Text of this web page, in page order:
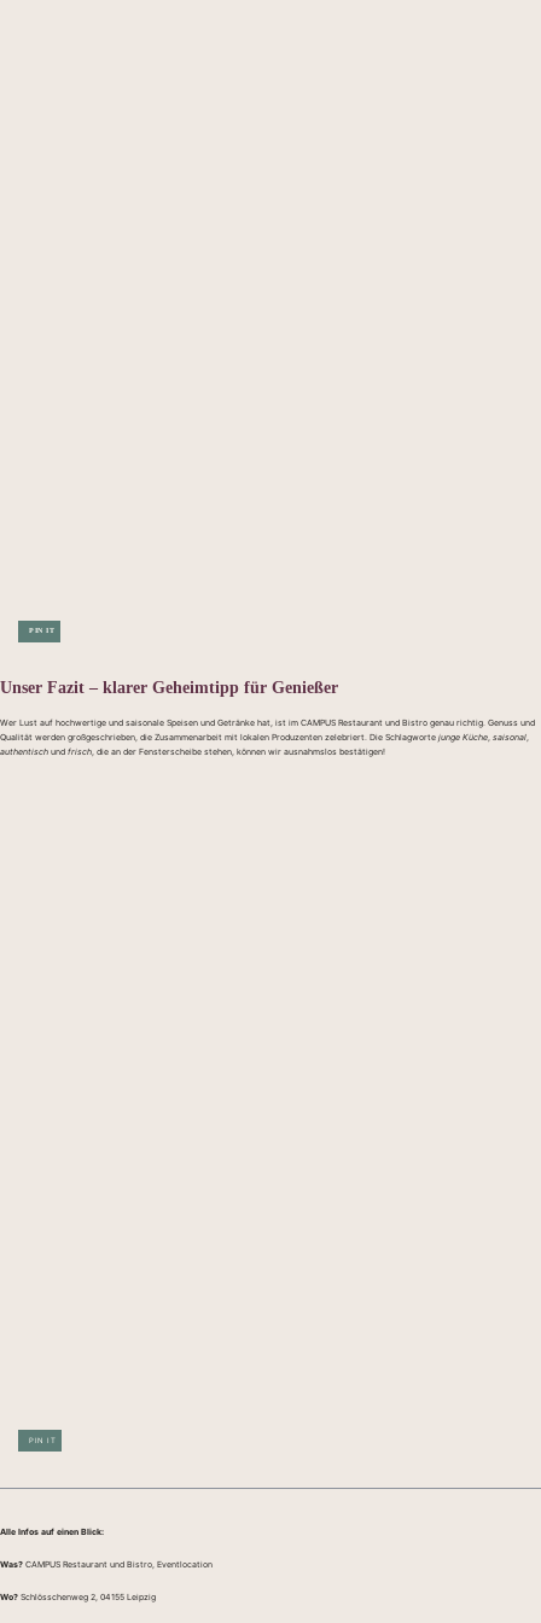
PIN IT
Unser Fazit – klarer Geheimtipp für Genießer
Wer Lust auf hochwertige und saisonale Speisen und Getränke hat, ist im CAMPUS Restaurant und Bistro genau richtig. Genuss und
Qualität werden großgeschrieben, die Zusammenarbeit mit lokalen Produzenten zelebriert. Die Schlagworte junge Küche saisonal
authentisch und frisch , die an der Fensterscheibe stehen, können wir ausnahmslos bestätigen!
PIN IT
Alle Infos auf einen Blick:
Was? CAMPUS Restaurant und Bistro, Eventlocation
Wo? Schlösschenweg 2, 04155 Leipzig